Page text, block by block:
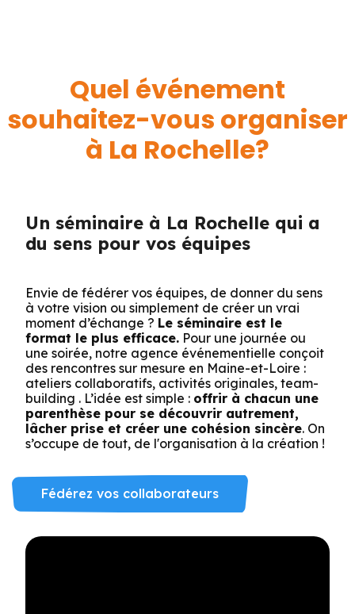
Quel événement
souhaitez-vous organiser
à La Rochelle?
Un séminaire à La Rochelle qui a
du sens pour vos équipes
Envie de fédérer vos équipes, de donner du sens
à votre vision ou simplement de créer un vrai
moment d’échange ? Le séminaire est le
format le plus efficace.Pour une journée ou
une soirée, notre agence événementielle conçoit
des rencontres sur mesure en Maine-et-Loire :
ateliers collaboratifs, activités originales, team-
building . L’idée est simple : offrir à chacun une
parenthèse pour se découvrir autrement,
lâcher prise et créer une cohésion sincère. On
s’occupe de tout, de l'organisation à la création !
Fédérez vos collaborateurs